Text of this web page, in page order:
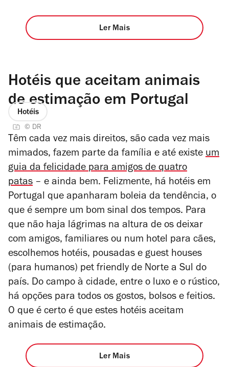
Ler Mais
Hotéis que aceitam animais
de estimação em Portugal
Hotéis
© DR
Têm cada vez mais direitos, são cada vez mais
mimados, fazem parte da família e até existe um
guia da felicidade para amigos de quatro
patas – e ainda bem. Felizmente, há hotéis em
Portugal que apanharam boleia da tendência, o
que é sempre um bom sinal dos tempos. Para
que não haja lágrimas na altura de os deixar
com amigos, familiares ou num hotel para cães,
escolhemos hotéis, pousadas e guest houses
(para humanos) pet friendlyde Norte a Sul do
país. Do campo à cidade, entre o luxo e o rústico,
há opções para todos os gostos, bolsos e feitios.
O que é certo é que estes hotéis aceitam
animais de estimação.
Ler Mais